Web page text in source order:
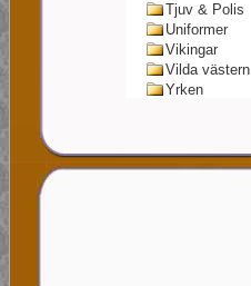
Tjuv & Polis
Uniformer
Vikingar
Vilda västern
Yrken